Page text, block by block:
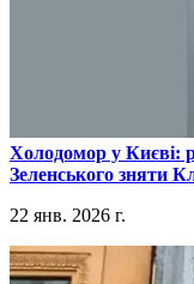
​Холодомор у Києві:
Зеленського зняти
22 янв. 2026 г.